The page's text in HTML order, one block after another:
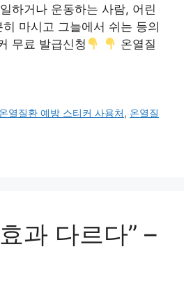
하거나 운동하는 사람, 어린
마시고 그늘에서 쉬는 등의
무료 발급신청
온열질
온열질환 예방 스티커 사용처, 온열질
과 다르다” –